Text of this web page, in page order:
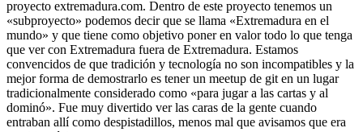
proyecto extremadura.com. Dentro de este proyecto tenemos un
«subproyecto» podemos decir que se llama «Extremadura en el
mundo» y que tiene como objetivo poner en valor todo lo que tenga
que ver con Extremadura fuera de Extremadura. Estamos
convencidos de que tradición y tecnología no son incompatibles y la
mejor forma de demostrarlo es tener un meetup de git en un lugar
tradicionalmente considerado como «para jugar a las cartas y al
dominó». Fue muy divertido ver las caras de la gente cuando
entraban allí como despistadillos, menos mal que avisamos que era